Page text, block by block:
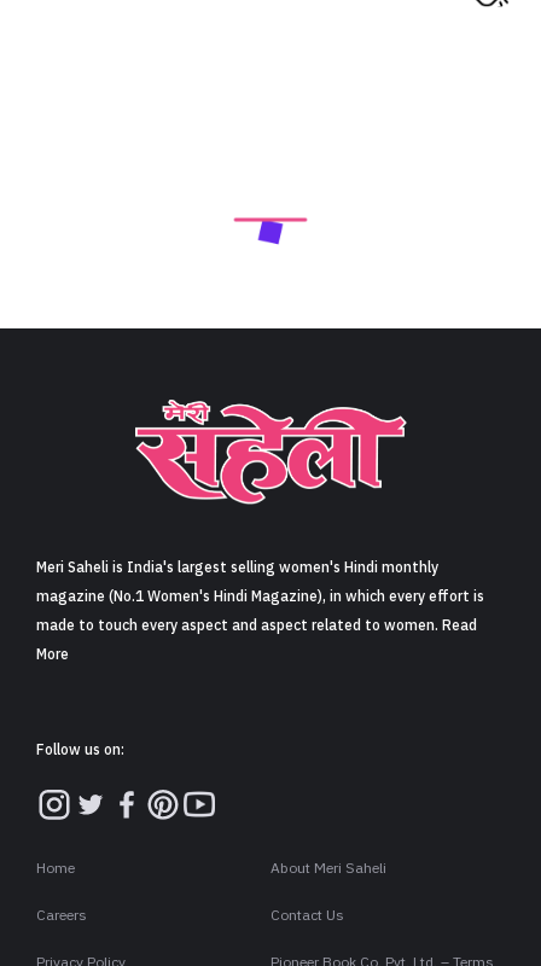
Meri Saheli is India's largest selling women's Hindi monthly
magazine (No.1 Women's Hindi Magazine), in which every effort is
made to touch every aspect and aspect related to women. Read
More
Follow us on:
Home About Meri Saheli
Careers Contact Us